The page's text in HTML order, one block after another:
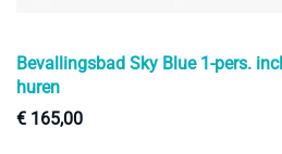
Bevallingsbad Sky Blue 1-pers.
huren
€ 165,00